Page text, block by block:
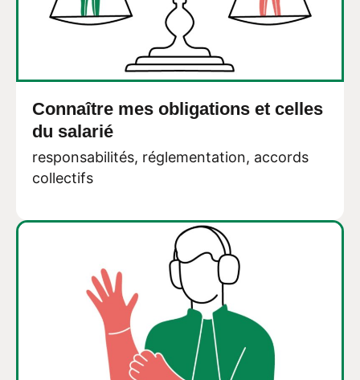
Connaître mes obligations et celles
du salarié
responsabilités, réglementation, accords
collectifs